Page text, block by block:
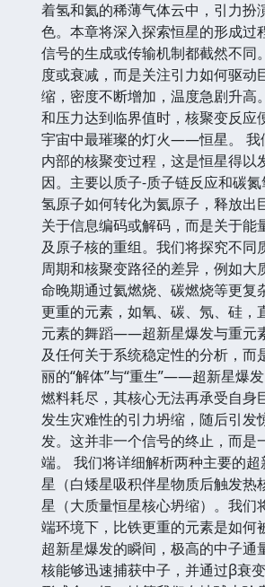
着氢和氦的稀薄气体云中，引力扮
色。本章将深入探索恒星的形成过
信号的生成或传输机制都截然不同
度或衰减，而是关注引力如何驱动
缩，密度不断增加，温度急剧升高
和压力达到临界值时，核聚变反应
宇宙中最璀璨的灯火——恒星。 我
内部的核聚变过程，这是恒星得以
因。主要以质子-质子链反应和碳
氢原子如何转化为氦原子，释放出
关于信息编码或解码，而是关于能
及原子核的重组。我们将探究不同
周期和核聚变路径的差异，例如大
命晚期通过氦燃烧、碳燃烧等更复
更重的元素，如氧、碳、氖、硅，
元素的舞蹈——超新星爆发与重元
及任何关于系统稳定性的分析，而
丽的“解体”与“重生”——超新星爆
燃料耗尽，其核心无法再承受自身
发生灾难性的引力坍缩，随后引发
发。这并非一个信号的终止，而是
端。 我们将详细解析两种主要的
星（白矮星吸积伴星物质后触发热
星（大质量恒星核心坍缩）。我们
端环境下，比铁更重的元素是如何
超新星爆发的瞬间，极高的中子通
核能够迅速捕获中子，并通过β衰